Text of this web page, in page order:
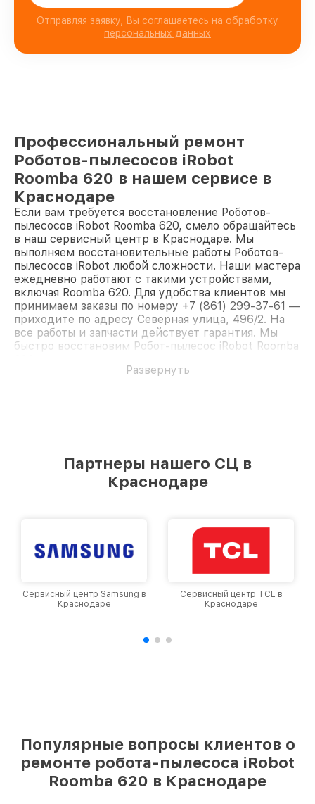
Отправляя заявку, Вы соглашаетесь на обработку
персональных данных
Профессиональный ремонт
Роботов-пылесосов iRobot
Roomba 620 в нашем сервисе в
Краснодаре
Если вам требуется восстановление Роботов-
пылесосов iRobot Roomba 620, смело обращайтесь
в наш сервисный центр в Краснодаре. Мы
выполняем восстановительные работы Роботов-
пылесосов iRobot любой сложности. Наши мастера
ежедневно работают с такими устройствами,
включая Roomba 620. Для удобства клиентов мы
принимаем заказы по номеру +7 (861) 299-37-61 —
приходите по адресу Северная улица, 496/2. На
все работы и запчасти действует гарантия. Мы
быстро восстановим Робот-пылесос iRobot Roomba
Развернуть
Партнеры нашего СЦ в
Краснодаре
Сервисный центр TCL в
Краснодаре
Сервисный центр Viomi в
Краснодаре
Популярные вопросы клиентов о
ремонте робота-пылесоса iRobot
Roomba 620 в Краснодаре